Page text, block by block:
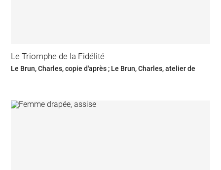
Le Triomphe de la Fidélité
Le Brun, Charles, copie d'après ; Le Brun, Charles, atelier de